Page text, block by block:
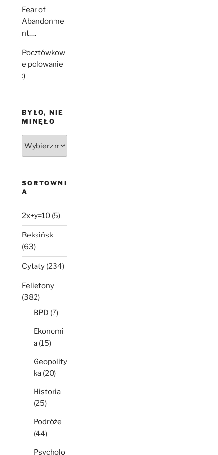
Fear of
Abandonme
nt….
Pocztówkow
e polowanie
:)
BYŁO, NIE
MINĘŁO
SORTOWNI
A
2x+y=10 (5)
Beksiński
(63)
Cytaty (234)
Felietony
(382)
BPD (7)
Ekonomi
a (15)
Geopolity
ka (20)
Historia
(25)
Podróże
(44)
Psycholo